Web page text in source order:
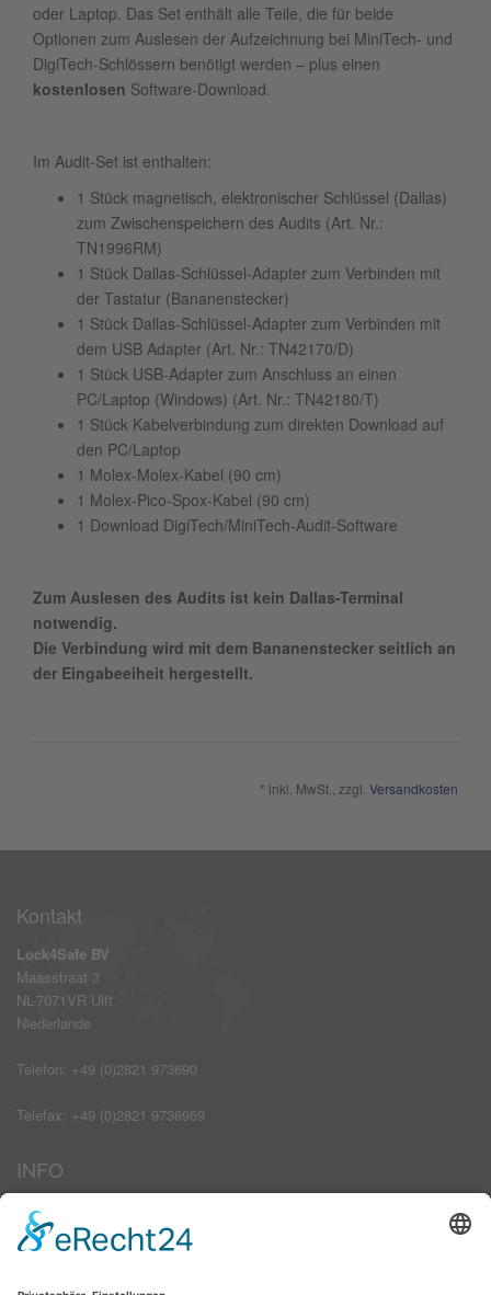
oder Laptop. Das Set enthält alle Teile, die für beide
Optionen zum Auslesen der Aufzeichnung bei MiniTech- und
DigiTech-Schlössern benötigt werden – plus einen
kostenlosen Software-Download.
Im Audit-Set ist enthalten:
1 Stück magnetisch, elektronischer Schlüssel (Dallas)
zum Zwischenspeichern des Audits (Art. Nr.:
TN1996RM)
1 Stück Dallas-Schlüssel-Adapter zum Verbinden mit
der Tastatur (Bananenstecker)
1 Stück Dallas-Schlüssel-Adapter zum Verbinden mit
dem USB Adapter (Art. Nr.: TN42170/D)
1 Stück USB-Adapter zum Anschluss an einen
PC/Laptop (Windows) (Art. Nr.: TN42180/T)
1 Stück Kabelverbindung zum direkten Download auf
den PC/Laptop
1 Molex-Molex-Kabel (90 cm)
1 Molex-Pico-Spox-Kabel (90 cm)
1 Download DigiTech/MiniTech-Audit-Software
Zum Auslesen des Audits ist kein Dallas-Terminal
notwendig.
Die Verbindung wird mit dem Bananenstecker seitlich an
der Eingabeeiheit hergestellt.
* inkl. MwSt., zzgl. Versandkosten
Kontakt
Lock4Safe BV
Maasstraat 3
NL-7071VR Ulft
Niederlande
Telefon: +49 (0)2821 973690
Telefax: +49 (0)2821 9736969
INFO
Impressum
AGB
Datenschutzerklärung